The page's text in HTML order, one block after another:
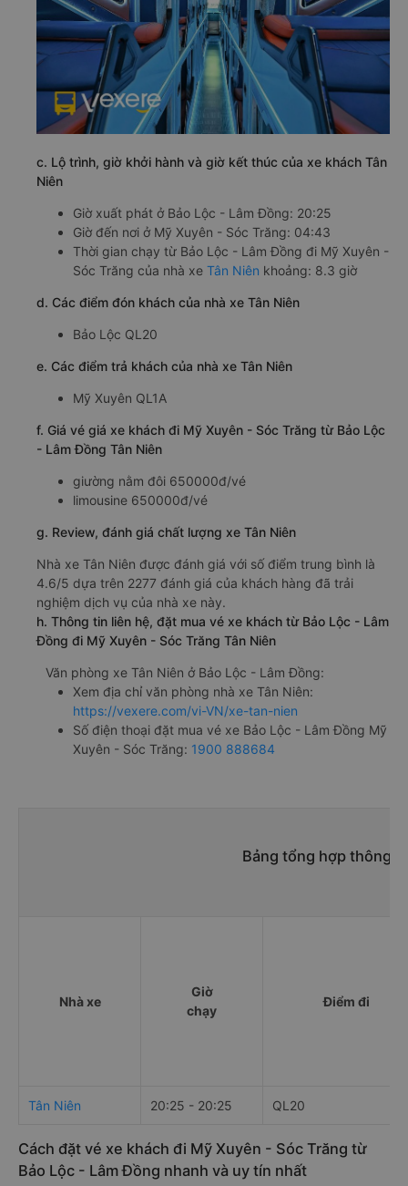
c. Lộ trình, giờ khởi hành và giờ kết thúc của xe khách Tân
Niên
Giờ xuất phát ở Bảo Lộc - Lâm Đồng: 20:25
Giờ đến nơi ở Mỹ Xuyên - Sóc Trăng: 04:43
Thời gian chạy từ Bảo Lộc - Lâm Đồng đi Mỹ Xuyên -
Sóc Trăng của nhà xe Tân Niên khoảng: 8.3 giờ
d. Các điểm đón khách của nhà xe Tân Niên
Bảo Lộc QL20
e. Các điểm trả khách của nhà xe Tân Niên
Mỹ Xuyên QL1A
f. Giá vé giá xe khách đi Mỹ Xuyên - Sóc Trăng từ Bảo Lộc
- Lâm Đồng Tân Niên
giường nằm đôi 650000đ/vé
limousine 650000đ/vé
g. Review, đánh giá chất lượng xe Tân Niên
Nhà xe Tân Niên được đánh giá với số điểm trung bình là
4.6/5 dựa trên 2277 đánh giá của khách hàng đã trải
nghiệm dịch vụ của nhà xe này.
h. Thông tin liên hệ, đặt mua vé xe khách từ Bảo Lộc - Lâm
Đồng đi Mỹ Xuyên - Sóc Trăng Tân Niên
Văn phòng xe Tân Niên ở Bảo Lộc - Lâm Đồng:
Xem địa chỉ văn phòng nhà xe Tân Niên:
https://vexere.com/vi-VN/xe-tan-nien
Số điện thoại đặt mua vé xe Bảo Lộc - Lâm Đồng Mỹ
Xuyên - Sóc Trăng: 1900 888684
Bảng tổng hợp thông
Nhà xe
Giờ
chạy
Điểm đi
Tân Niên 20:25 - 20:25 QL20
Cách đặt vé xe khách đi Mỹ Xuyên - Sóc Trăng từ
Bảo Lộc - Lâm Đồng nhanh và uy tín nhất